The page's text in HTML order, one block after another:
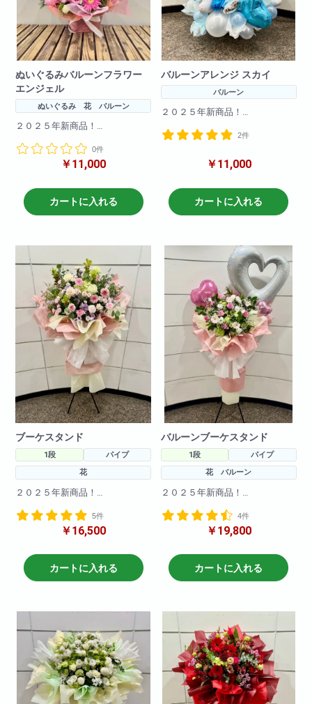
ぬいぐるみバルーンフラワー
エンジェル
ぬいぐるみ 花 バルーン
２０２５年新商品！
ました！
お色の変更も可能！備考欄に記
参考サイズ(cm)
W×120
0件
￥11,000
カートに入れる
バルーンアレンジ スカイ
バルーン
２０２５年新商品！
いい商品ができました！
載いただければ変更可能です！
参考サイズ(cm)
W×120
H×120
2件
￥11,000
カートに入れる
ブーケスタンド
1段
パイプ
花
２０２５年新商品！
が登場！
まだ日本では珍しいスタンド花
てます！
※サイズ高さ160センチ×70セン
せ下さい!
※写真はイメージです
仕入れ状況により花材は変動い
たしますので
何卒ご了承ください。
5件
￥16,500
カートに入れる
バルーンブーケスタンド
1段
パイプ
花 バルーン
２０２５年新商品！
が登場！
まだ日本では珍しいスタンド花
てます！
バルーンを使ってさらに可愛く
なりました
急な御注文にも対応しておりま
すので直接当店までお問い合わ
せ下さい!
※写真はイメージです
仕入れ状況により花材は変動い
たしますので
何卒ご了承ください。
4件
￥19,800
カートに入れる